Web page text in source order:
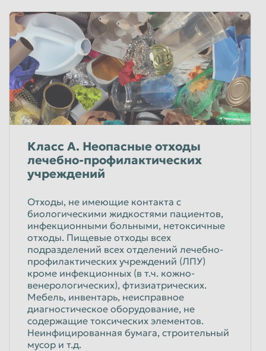
Класс А. Неопасные отходы
лечебно-профилактических
учреждений
Отходы, не имеющие контакта с
биологическими жидкостями пациентов,
инфекционными больными, нетоксичные
отходы. Пищевые отходы всех
подразделений всех отделений лечебно-
профилактических учреждений (ЛПУ)
кроме инфекционных (в т.ч. кожно-
венерологических), фтизиатрических.
Мебель, инвентарь, неисправное
диагностическое оборудование, не
содержащие токсических элементов.
Неинфицированная бумага, строительный
мусор и т.д.